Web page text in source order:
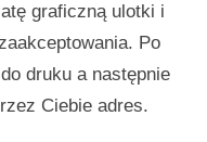
graficzną ulotki i
Po
druku a następnie
Ciebie adres.